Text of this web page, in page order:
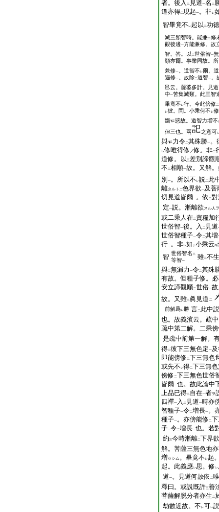
者。後入 二 見道一名 二
道亦得二現起一。非レ
智畢竟不 レ起以 二功
滅三類智時。能兼二修
觀後邊一方能兼修。故
智。答。以 二世俗智一
類亦爾。事業同故。
兼修一 。道智不 レ爾。
遍修一 。故除二道智一 。
邑云。薩婆多計。見
中一苦集滅類。此三智
畢竟不 レ行。今此傍修二
レ彼。問。小乘何不 レ修
斷
惑故。道智力増不
但三也。兩 之意可
與 力令二其殊勝一。
レ修唯得修 ノ修。非二
道修。以三差別諦觀
不 二相順一故。又解
別 一。所以不 レ説二 此
離タルト 二色界欲一及菩
切見道皆爾一。依 二
定一説。漸離欲 スル人ヲ
或二乘人在二 資糧加
世俗智一後。入 二 見道
世俗智種子一令二其
行一。非レ如丁小乘云丙
智 世俗智名 二
等智一
雖二不
與二無漏力 一令二其殊
有故。但種子修。
安立諦觀順二世俗一
故。又雖二 眞見道ニ
前解爲レ勝 言二 此中
也。故義濱云。疏
疏中第二解。二乘
是疏中前第一解。
得二彼下三無色定一
即能傍修 二下三無色
或先不 レ得二下三無
傍修 二下三無色世俗
皆爾一也。故此論中
上品已得二 自在一者ヲ
四禪一 入 二 見道一時亦
智種子一令二増長一。
種子一。亦傍能修 二
子一令二増長一也。若
約三今時漸離二下界欲
解。菩薩三無色地
増セシム。畢竟不 レ起
起。此義應レ思。修 レ
道一。見道何故依 二
釋曰。或説既許三善
菩薩解脱分者亦生 二
劫數近故。不 レ可レ説